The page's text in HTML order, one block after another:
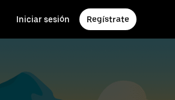
Iniciar sesión Regístrate